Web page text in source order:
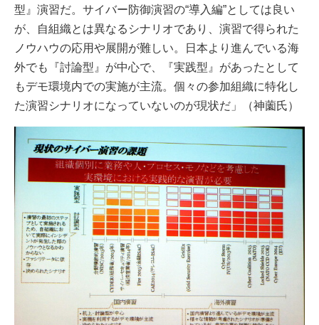
型』演習だ。サイバー防御演習の“導入編”としては良い
が、自組織とは異なるシナリオであり、演習で得られた
ノウハウの応用や展開が難しい。日本より進んでいる海
外でも『討論型』が中心で、『実践型』があったとして
もデモ環境内での実施が主流。個々の参加組織に特化し
た演習シナリオになっていないのが現状だ」（神薗氏）